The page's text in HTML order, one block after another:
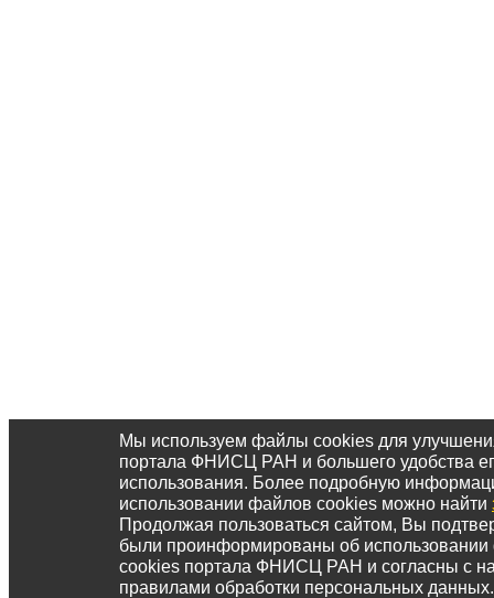
Мы используем файлы cookies для
портала ФНИСЦ РАН и большего удобства
использования. Более подробную
использовании файлов cookies можно найти
Продолжая пользоваться сайтом, Вы
были проинформированы об
cookies портала ФНИСЦ РАН и согласны с
правилами обработки персональных данных.